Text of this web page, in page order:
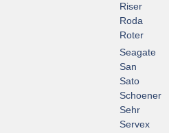
Riser
Roda
Roter
Seagate
San
Sato
Schoener
Sehr
Servex